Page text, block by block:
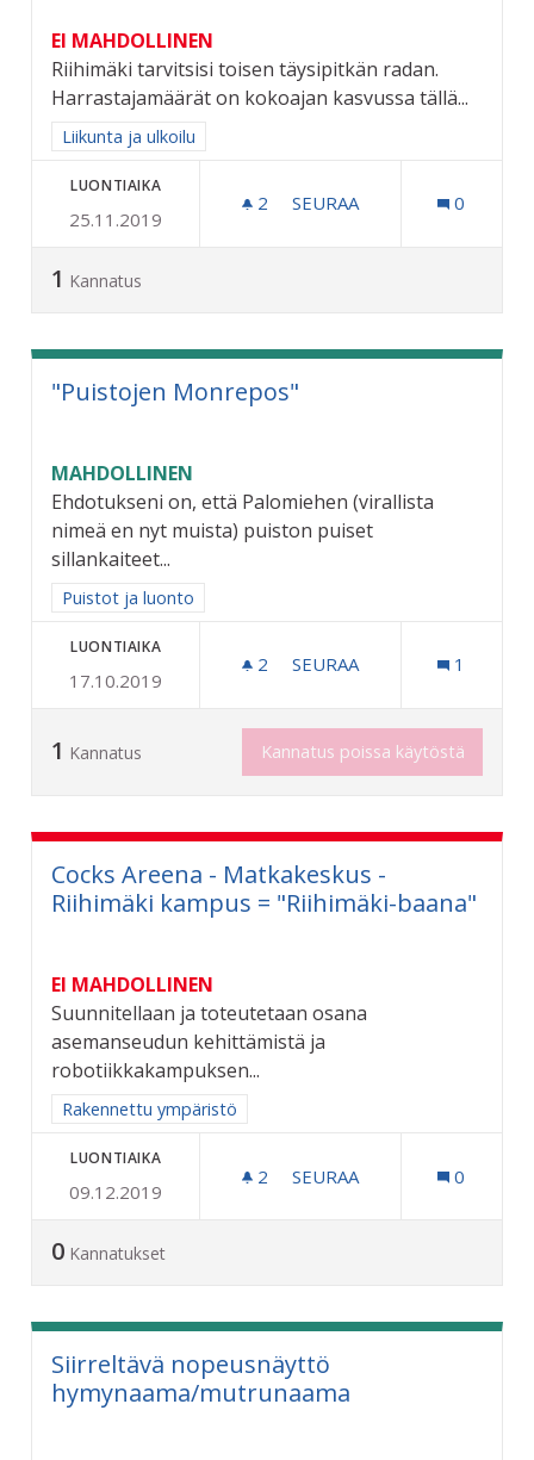
EI MAHDOLLINEN
Riihimäki tarvitsisi toisen täysipitkän radan.
Harrastajamäärät on kokoajan kasvussa tällä...
Rajaa tulokset aihepiirin mukaan: Liikunta ja ulkoilu
Liikunta ja ulkoilu
LUONTIAIKA
25.11.2019
2 2 SEURAAJAA
SEURAA 0
1 Kannatus
"Puistojen Monrepos"
MAHDOLLINEN
Ehdotukseni on, että Palomiehen (virallista
nimeä en nyt muista) puiston puiset
sillankaiteet...
Rajaa tulokset aihepiirin mukaan: Puistot ja luonto
Puistot ja luonto
LUONTIAIKA
17.10.2019
2 2 SEURAAJAA
SEURAA 1
1 Kannatus Kannatus poissa käytöstä
Cocks Areena - Matkakeskus -
Riihimäki kampus = "Riihimäki-baana"
EI MAHDOLLINEN
Suunnitellaan ja toteutetaan osana
asemanseudun kehittämistä ja
robotiikkakampuksen...
Rajaa tulokset aihepiirin mukaan: Rakennettu ympäristö
Rakennettu ympäristö
LUONTIAIKA
09.12.2019
2 2 SEURAAJAA
SEURAA 0
0 Kannatukset
Siirreltävä nopeusnäyttö
hymynaama/mutrunaama